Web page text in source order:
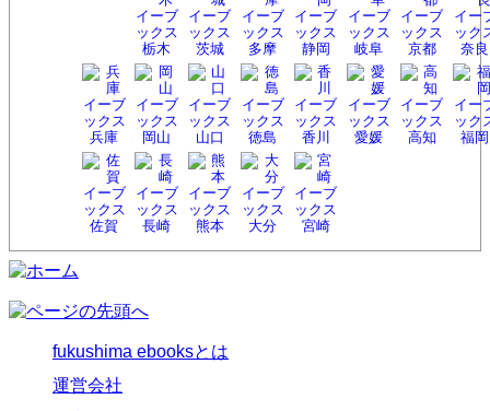
栃木 茨城 多摩 静岡 岐阜 京都 奈良
兵庫 岡山 山口 徳島 香川 愛媛 高知 福岡
佐賀 長崎 熊本 大分 宮崎
fukushima ebooksとは
運営会社